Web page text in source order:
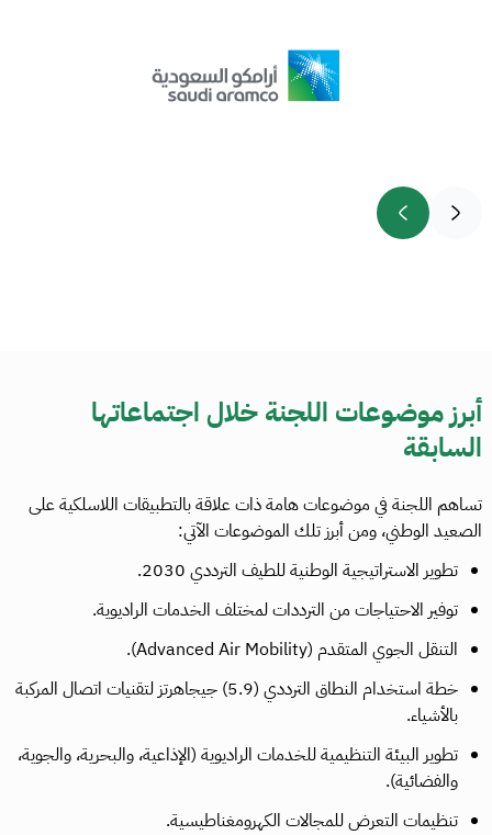
أبرز موضوعات اللجنة خلال اجتماعاتها
السابقة
تساهم اللجنة في موضوعات هامة ذات علاقة بالتطبيقات اللاسلكية على
الصعيد الوطني، ومن أبرز تلك الموضوعات الآتي:
تطوير الاستراتيجية الوطنية للطيف الترددي 2030.
توفير الاحتياجات من الترددات لمختلف الخدمات الراديوية.
التنقل الجوي المتقدم (Advanced Air Mobility).
خطة استخدام النطاق الترددي (5.9) جيجاهرتز لتقنيات اتصال المركبة
بالأشياء.
تطوير البيئة التنظيمية للخدمات الراديوية (الإذاعية، والبحرية، والجوية،
والفضائية).
تنظيمات التعرض للمجالات الكهرومغناطيسية.